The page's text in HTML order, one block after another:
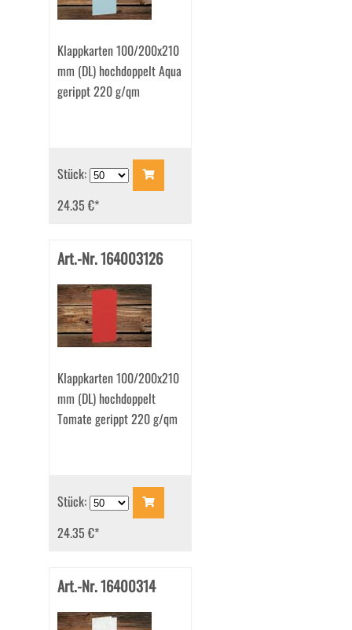
Klappkarten 100/200x210
mm (DL) hochdoppelt Aqua
gerippt 220 g/qm
Stück:
24.35 €*
Art.-Nr. 164003126
Klappkarten 100/200x210
mm (DL) hochdoppelt
Tomate gerippt 220 g/qm
Stück:
24.35 €*
Art.-Nr. 16400314